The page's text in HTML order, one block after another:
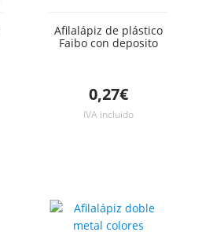
Afilalápiz de plástico
Faibo con deposito
0,27€
IVA incluido